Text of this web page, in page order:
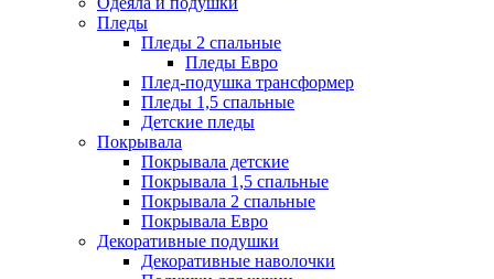
Пледы
Пледы 2 спальные
Пледы Евро
Плед-подушка трансформер
Пледы 1,5 спальные
Детские пледы
Покрывала
Покрывала детские
Покрывала 1,5 спальные
Покрывала 2 спальные
Покрывала Евро
Декоративные подушки
Декоративные наволочки